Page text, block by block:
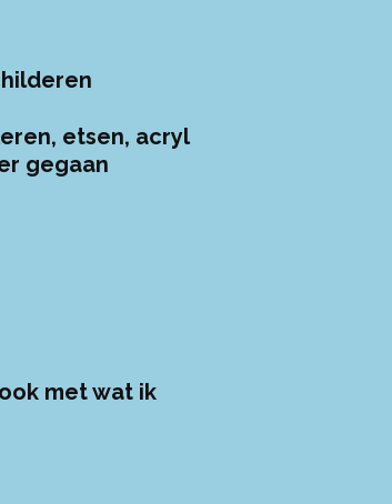
etsen, acryl
gegaan
met wat ik